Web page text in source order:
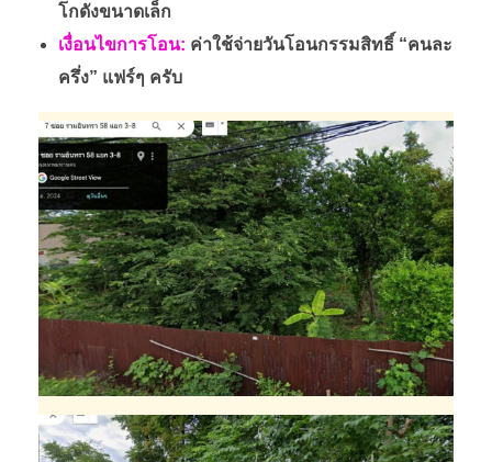
โกดังขนาดเล็ก
เงื่อนไขการโอน: ค่าใช้จ่ายวันโอนกรรมสิทธิ์ “คนละ
ครึ่ง” แฟร์ๆ ครับ